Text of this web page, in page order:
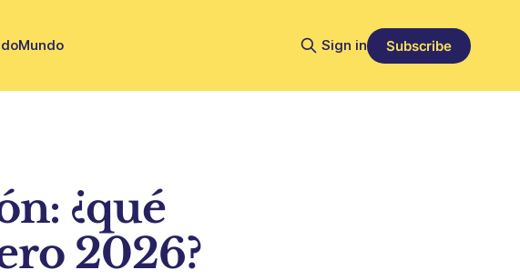
Mundo Sign in Subscribe
¿qué
2026?